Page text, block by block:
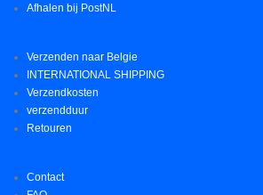
Afhalen bij PostNL
Verzenden naar Belgie
INTERNATIONAL SHIPPING
Verzendkosten
verzendduur
Retouren
Contact